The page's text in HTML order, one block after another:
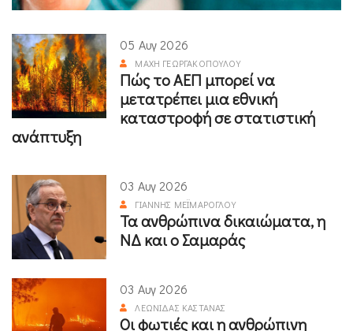
05 Αυγ 2026
ΜΆΧΗ ΓΕΩΡΓΑΚΟΠΟΎΛΟΥ
Πώς το ΑΕΠ μπορεί να
μετατρέπει μια εθνική
καταστροφή σε στατιστική
ανάπτυξη
03 Αυγ 2026
ΓΙΆΝΝΗΣ ΜΕΪΜΆΡΟΓΛΟΥ
Τα ανθρώπινα δικαιώματα, η
ΝΔ και ο Σαμαράς
03 Αυγ 2026
ΛΕΩΝΊΔΑΣ ΚΑΣΤΑΝΆΣ
Οι φωτιές και η ανθρώπινη